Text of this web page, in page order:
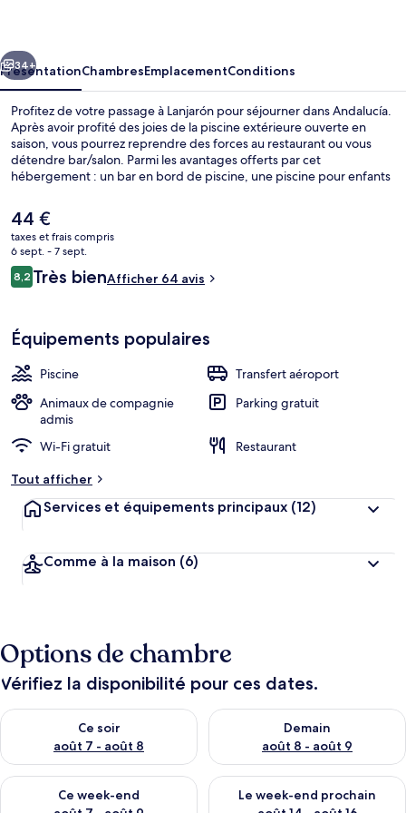
Suivant
34+
PrésentationChambresEmplacementConditions
Profitez de votre passage à Lanjarón pour séjourner dans Andalucía.
Après avoir profité des joies de la piscine extérieure ouverte en
saison, vous pourrez reprendre des forces au restaurant ou vous
détendre bar/salon. Parmi les avantages offerts par cet
hébergement : un bar en bord de piscine, une piscine pour enfants
Le
prix
actuel
est
de
44 €
taxes et frais compris
6 sept. - 7 sept.
Avis
voyageurs
8,28,2 sur 10
Très bienAfficher 64 avis
Équipements populaires
Piscine
Transfert aéroport
Animaux de compagnie
admis
Parking gratuit
Wi-Fi gratuit
Restaurant
Tout afficher
Services et équipements principaux (12)
Comme à la maison (6)
Options de chambre
Vérifiez la disponibilité pour ces dates.
Ce soir
août 7 - août 8
Vérifier la disponibilité pour ce soir août 7 - août 8
Demain
août 8 - août 9
Vérifier la disponibilité pour
Ce week-end
Vérifier la disponibilité pour ce week-end août 7 - août 9
Le week-end prochain
Vérifier la disponibilité pour